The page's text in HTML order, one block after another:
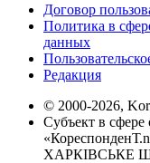
Договор
Политика в
данных
Редакция
© 2000-2026,
Субъект в
ХАРКІВСЬКЕ